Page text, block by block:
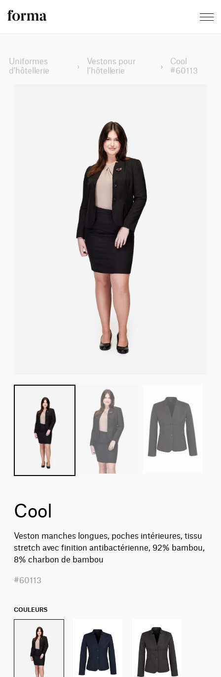
Uniformes
d'hôtellerie
›
Vestons pour
l’hôtellerie
›
Cool
#60113
Cool
Veston manches longues, poches intérieures, tissu
stretch avec finition antibactérienne, 92% bambou,
8% charbon de bambou
#60113
COULEURS